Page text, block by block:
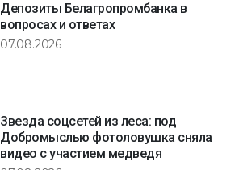
Депозиты Белагропромбанка в
вопросах и ответах
07.08.2026
Звезда соцсетей из леса: под
Добромыслью фотоловушка сняла
видео с участием медведя